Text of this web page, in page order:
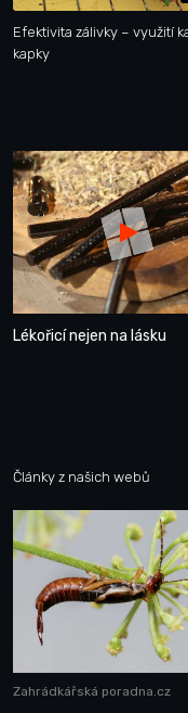
Efektivita zálivky – využití
kapky
Lékořicí nejen na lásku
Články z našich webů
Zahrádkářská poradna.cz